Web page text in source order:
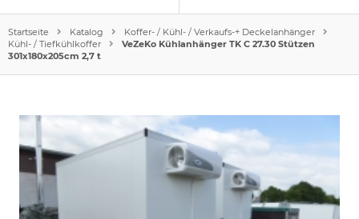
Startseite Katalog
Koffer- / Kühl- / Verkaufs-+ Deckelanhänger
Kühl- / Tiefkühlkoffer
VeZeKo Kühlanhänger TK C 27.30 Stützen
301x180x205cm 2,7 t